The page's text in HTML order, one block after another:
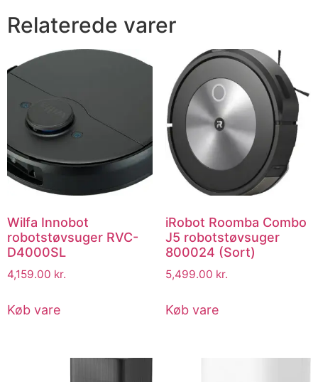
Relaterede varer
Wilfa Innobot
robotstøvsuger RVC-
D4000SL
4,159.00 kr.
Køb vare
iRobot Roomba Combo
J5 robotstøvsuger
800024 (Sort)
5,499.00 kr.
Køb vare